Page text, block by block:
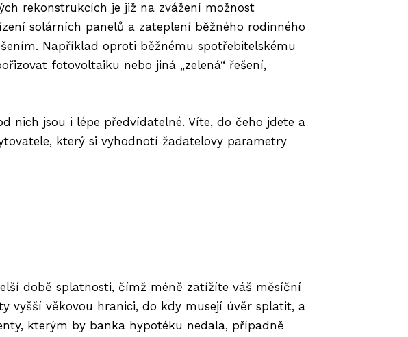
rekonstrukcích je již na zvážení možnost
solárních panelů a zateplení běžného rodinného
Například oproti běžnému spotřebitelskému
fotovoltaiku nebo jiná „zelená“ řešení,
nich jsou i lépe předvídatelné. Víte, do čeho jdete a
který si vyhodnotí žadatelovy parametry
době splatnosti, čímž méně zatížíte váš měsíční
vyšší věkovou hranici, do kdy musejí úvěr splatit, a
kterým by banka hypotéku nedala, případně